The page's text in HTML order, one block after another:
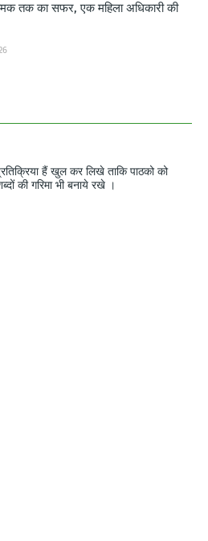
तक का सफर, एक महिला अधिकारी की
हैं खुल कर लिखे ताकि पाठको को
की गरिमा भी बनाये रखे ।